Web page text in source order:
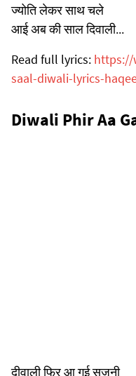
ज्योति लेकर साथ चले
आई अब की साल दिवाली...
Read full lyrics: https://
saal-diwali-lyrics-
Diwali Phir Aa
दीवाली फिर आ गई सजनी